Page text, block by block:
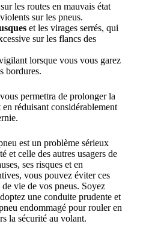
sur les routes en mauvais état
sur les pneus.
et les virages serrés, qui
sur les flancs des
lorsque vous vous garez
bordures.
permettra de prolonger la
réduisant considérablement
est un problème sérieux
et celle des autres usagers de
ses risques et en
vous pouvez éviter ces
vie de vos pneus. Soyez
une conduite prudente et
endommagé pour rouler en
la sécurité au volant.